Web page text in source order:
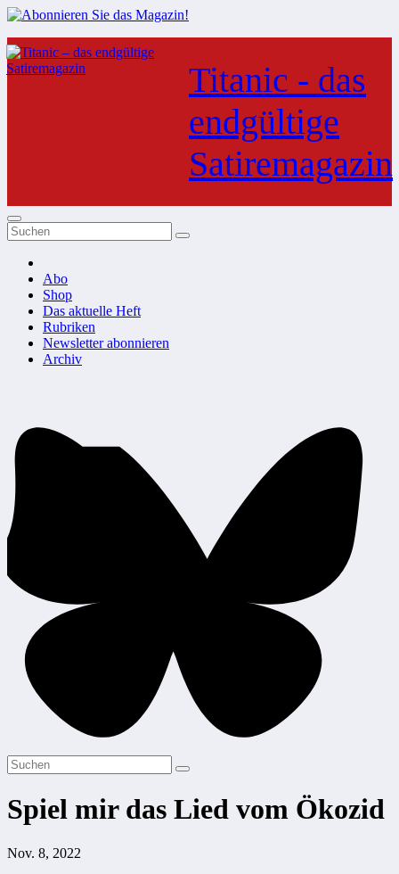
Zum
Inhalt
springen
Titanic - das
endgültige
Satiremagazin
Abo
Shop
Das aktuelle Heft
Rubriken
Newsletter abonnieren
Archiv
Spiel mir das Lied vom Öko­zid
Nov. 8, 2022